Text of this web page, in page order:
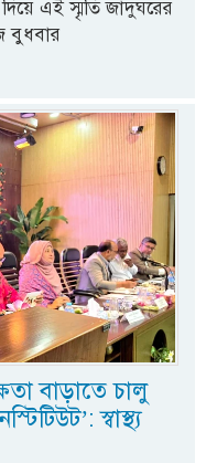
দিয়ে এই স্মৃতি জাদুঘরের
বুধবার
বাড়াতে চালু
স্বাস্থ্য